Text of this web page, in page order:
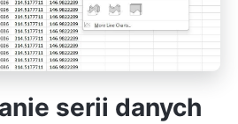
serii danych